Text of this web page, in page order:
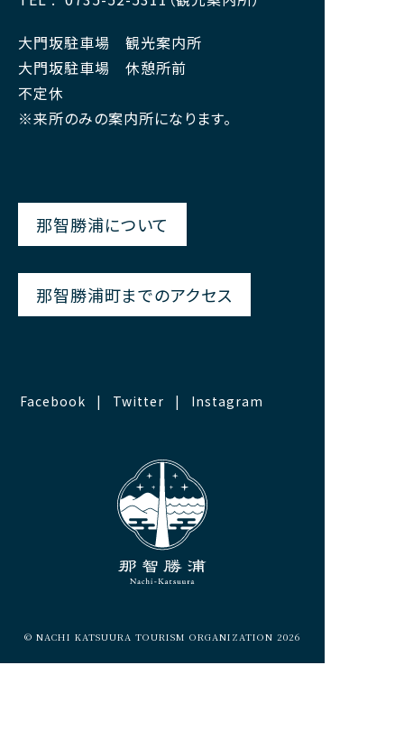
大門坂駐車場 観光案内所
大門坂駐車場 休憩所前
不定休
※来所のみの案内所になります。
那智勝浦について
那智勝浦町までのアクセス
Facebook Twitter Instagram
© NACHI KATSUURA TOURISM ORGANIZATION 2026